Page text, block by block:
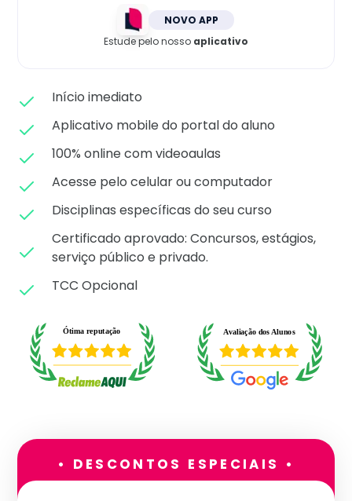
NOVO APP
Estude pelo nosso aplicativo
Início imediato
Aplicativo mobile do portal do aluno
100% online com videoaulas
Acesse pelo celular ou computador
Disciplinas específicas do seu curso
Certificado aprovado: Concursos, estágios,
serviço público e privado.
TCC Opcional
• DESCONTOS ESPECIAIS •